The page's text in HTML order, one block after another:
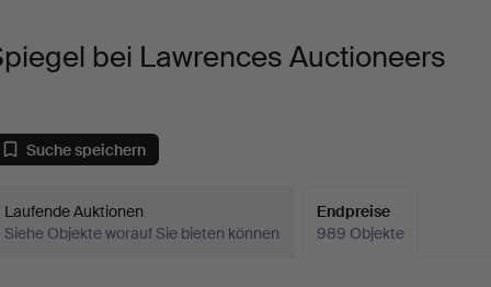
bei Lawrences Auctioneers
Suche speichern
Laufende Auktionen
Siehe Objekte worauf Sie bieten können
Endpreise
989 Objekte